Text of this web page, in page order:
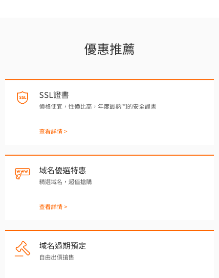
優惠推薦
SSL證書
價格便宜，性價比高，年度最熱門的安全證書
查看詳情 >
域名優選特惠
精選域名，超值搶購
查看詳情 >
域名過期預定
自由出價搶售